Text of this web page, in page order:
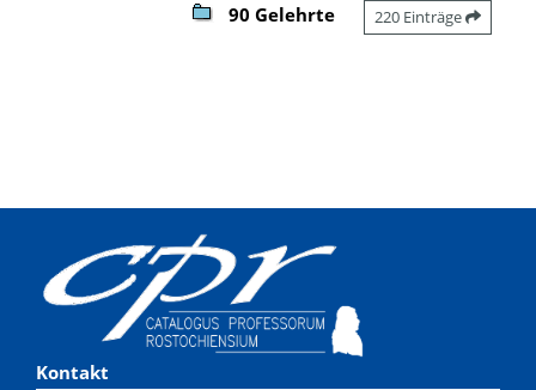
90 Gelehrte 220 Einträge
Kontakt